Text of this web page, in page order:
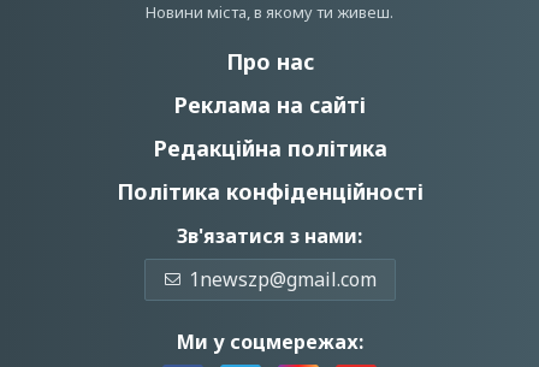
Новини мiста, в якому ти живеш.
Про нас
Реклама на сайті
Редакційна політика
Політика конфіденційності
Зв'язатися з нами:
1newszp@gmail.com
Ми у соцмережах: